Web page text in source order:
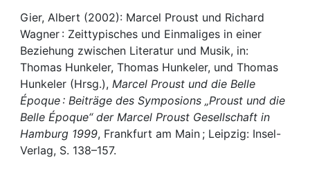
Awards
My FIS
Help
Gier, Albert (2002): Marcel Proust und Richard
Wagner : Zeittypisches und Einmaliges in einer
Beziehung zwischen Literatur und Musik, in:
Thomas Hunkeler, Thomas Hunkeler, und Thomas
Hunkeler (Hrsg.), Marcel Proust und die Belle
Époque : Beiträge des Symposions „Proust und die
Belle Époque“ der Marcel Proust Gesellschaft in
Hamburg 1999, Frankfurt am Main ; Leipzig: Insel-
Verlag, S. 138–157.